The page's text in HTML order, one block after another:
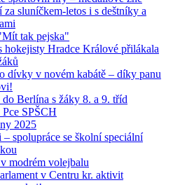
za sluníčkem-letos i s deštníky a
tak pejska"
hokejisty Hradce Králové přilákala
dívky v novém kabátě – díky panu
Berlína s žáky 8. a 9. tříd
SPŠCH
2025
– spolupráce se školní speciální
modrém volejbalu
v Centru kr. aktivit